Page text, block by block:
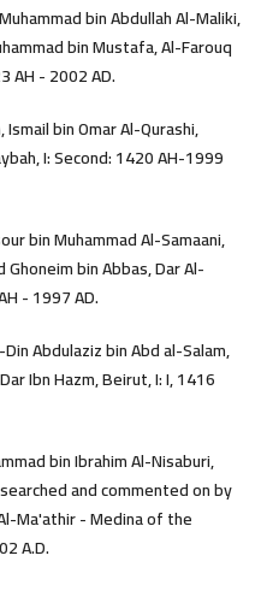
bin Abdullah Al-Maliki,
bin Mustafa, Al-Farouq
AH - 2002 AD.
bin Omar Al-Qurashi,
I: Second: 1420 AH-1999
bin Muhammad Al-Samaani,
bin Abbas, Dar Al-
- 1997 AD.
Abdulaziz bin Abd al-Salam,
Ibn Hazm, Beirut, I: I, 1416
bin Ibrahim Al-Nisaburi,
and commented on by
Ma'athir - Medina of the
A.D.